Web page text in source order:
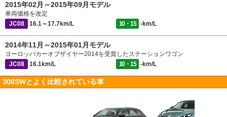
2015年02月～2015年09月モデル
車両価格を改定
JC08
16.1～17.7km/L 10・15 -km/L
2014年11月～2015年01月モデル
ヨーロッパカーオブザイヤー2014を受賞したステーションワゴン
JC08
16.1km/L 10・15 -km/L
308SWとよく比較されている車